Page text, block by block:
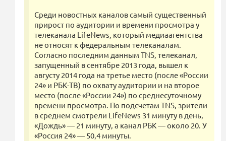
Среди новостных каналов самый существенный
прирост по аудитории и времени просмотра у
телеканала LifeNews, который медиаагентства
не относят к федеральным телеканалам.
Согласно последним данным TNS, телеканал,
запущенный в сентябре 2013 года, вышел к
августу 2014 года на третье место (после «России
24» и РБК-ТВ) по охвату аудитории и на второе
место (после «России 24») по среднесуточному
времени просмотра. По подсчетам TNS, зрители
в среднем смотрели LifeNews 31 минуту в день,
«Дождь» — 21 минуту, а канал РБК — около 20. У
«Россия 24» — 50,4 минуты.